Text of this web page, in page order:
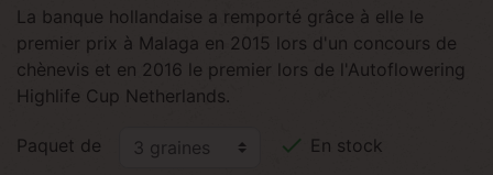
La banque hollandaise a remporté grâce à elle le
premier prix à Malaga en 2015 lors d'un concours de
chènevis et en 2016 le premier lors de l'Autoflowering
Highlife Cup Netherlands.
Paquet de  En stock